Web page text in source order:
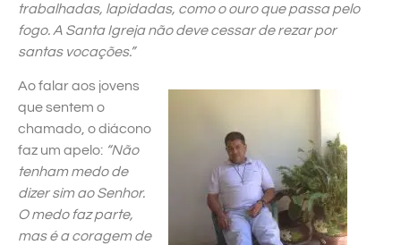
trabalhadas, lapidadas, como o ouro que passa pelo
fogo. A Santa Igreja não deve cessar de rezar por
santas vocações.”
Ao falar aos jovens
que sentem o
chamado, o diácono
faz um apelo: “Não
tenham medo de
dizer sim ao Senhor.
O medo faz parte,
mas é a coragem de